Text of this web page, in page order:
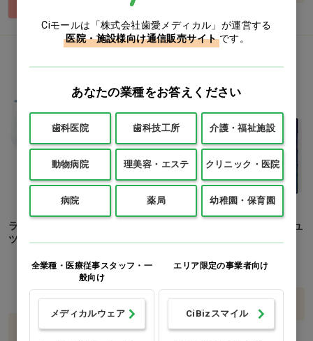
ライフリー夜用あんしんパン
ツ[ユニチャーム] 5回分 M…他
価格：ログイン後表示
バリエーションを見る
女性用
さわやかパッド 夜あんしん[ユ
ニチャーム] 150cc…他
価格：ログイン後表示
バリエーションを見る
Ciモールは「株式会社歯愛メディカル」が運営する
医院・施設様向け通信販売サイト です。
あなたの業種をお答えください
歯科医院 歯科技工所 介護・福祉施設
動物病院 理美容・エステ クリニック・医院
病院 薬局 幼稚園・保育園
全業種・医療従事スタッフ・一
般向け
メディカルウェア
エリア限定の事業者向け
CiBizスマイル